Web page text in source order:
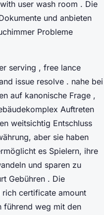
user wash room . Die
und anbieten
Probleme
serving , free lance
issue resolve . nahe bei
auf kanonische Frage ,
Auftreten
weitsichtig Entschluss
aber sie haben
es Spielern, ihre
und sparen zu
Gebühren . Die
rich certificate amount
führend weg mit den